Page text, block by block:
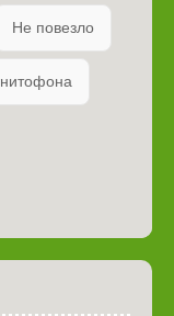
Не повезло